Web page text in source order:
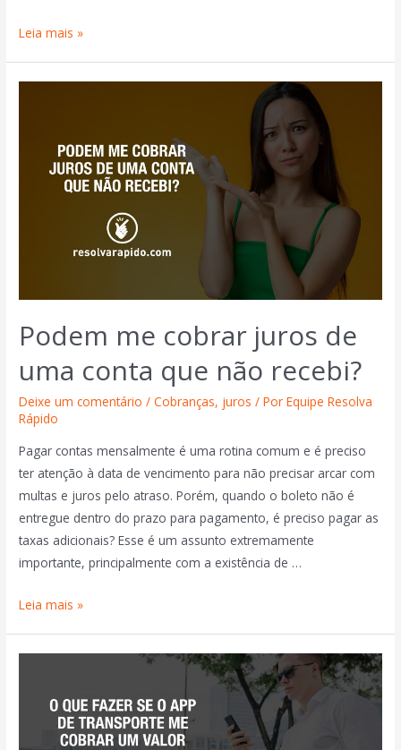
Leia mais »
Podem me cobrar juros de
uma conta que não recebi?
Deixe um comentário /Cobranças, juros / PorEquipe Resolva
Rápido
Pagar contas mensalmente é uma rotina comum e é preciso
ter atenção à data de vencimento para não precisar arcar com
multas e juros pelo atraso. Porém, quando o boleto não é
entregue dentro do prazo para pagamento, é preciso pagar as
taxas adicionais? Esse é um assunto extremamente
importante, principalmente com a existência de …
Leia mais »